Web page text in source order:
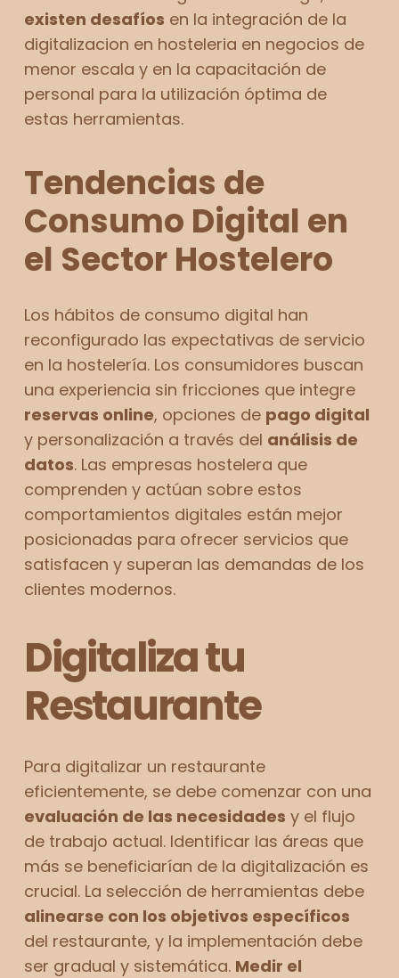
existen desafíos en la integración de la
digitalizacion en hosteleria en negocios de
menor escala y en la capacitación de
personal para la utilización óptima de
estas herramientas.
Tendencias de
Consumo Digital en
el Sector Hostelero
Los hábitos de consumo digital han
reconfigurado las expectativas de servicio
en la hostelería. Los consumidores buscan
una experiencia sin fricciones que integre
reservas online, opciones de pago digital
y personalización a través del análisis de
datos. Las empresas hostelera que
comprenden y actúan sobre estos
comportamientos digitales están mejor
posicionadas para ofrecer servicios que
satisfacen y superan las demandas de los
clientes modernos.
Digitaliza tu
Restaurante
Para digitalizar un restaurante
eficientemente, se debe comenzar con una
evaluación de las necesidades y el flujo
de trabajo actual. Identificar las áreas que
más se beneficiarían de la digitalización es
crucial. La selección de herramientas debe
alinearse con los objetivos específicos
del restaurante, y la implementación debe
ser gradual y sistemática. Medir el